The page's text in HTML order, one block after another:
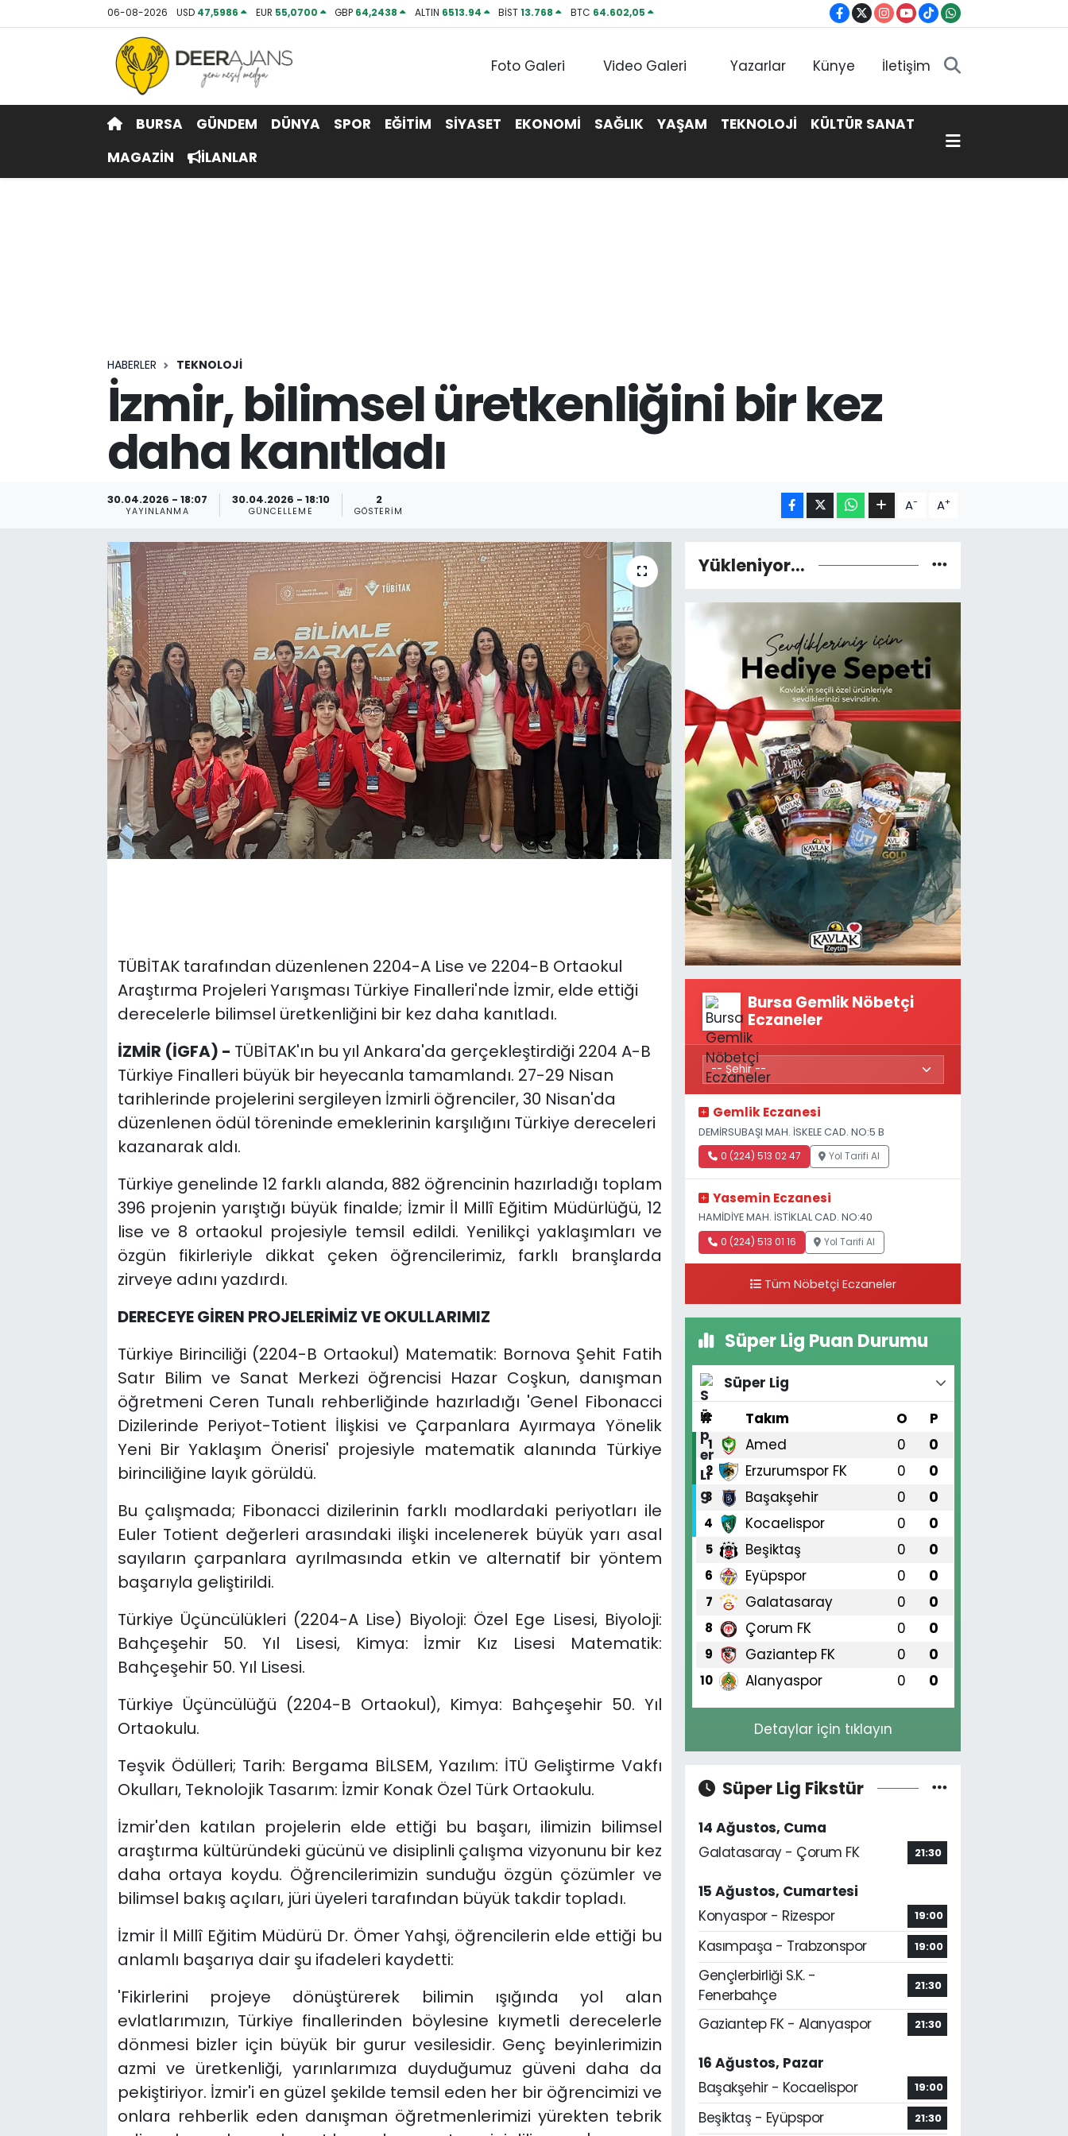
06-08-2026 USD 47,5986 EUR 55,0700 GBP 64,2438 ALTIN 6513.94 BİST13.768 BTC 64.602,05
Foto Galeri Video Galeri Yazarlar Künye İletişim
BURSA GÜNDEM DÜNYA SPOR EĞİTİM SİYASET EKONOMİ SAĞLIK YAŞAM TEKNOLOJİ
KÜLTÜR SANAT
MAGAZİN
İLANLAR
HABERLER TEKNOLOJİ
İzmir, bilimsel üretkenliğini bir kez
daha kanıtladı
30.04.2026 - 18:07
YAYINLANMA
30.04.2026 - 18:10
GÜNCELLEME
2
GÖSTERIM A- A+
TÜBİTAK tarafından düzenlenen 2204-A Lise ve 2204-B Ortaokul
Araştırma Projeleri Yarışması Türkiye Finalleri'nde İzmir, elde ettiği
derecelerle bilimsel üretkenliğini bir kez daha kanıtladı.
İZMİR (İGFA) - TÜBİTAK'ın bu yıl Ankara'da gerçekleştirdiği 2204 A-B
Türkiye Finalleri büyük bir heyecanla tamamlandı. 27-29 Nisan
tarihlerinde projelerini sergileyen İzmirli öğrenciler, 30 Nisan'da
düzenlenen ödül töreninde emeklerinin karşılığını Türkiye dereceleri
kazanarak aldı.
Türkiye genelinde 12 farklı alanda, 882 öğrencinin hazırladığı toplam
396 projenin yarıştığı büyük finalde; İzmir İl Millî Eğitim Müdürlüğü, 12
lise ve 8 ortaokul projesiyle temsil edildi. Yenilikçi yaklaşımları ve
özgün fikirleriyle dikkat çeken öğrencilerimiz, farklı branşlarda
zirveye adını yazdırdı.
DERECEYE GİREN PROJELERİMİZ VE OKULLARIMIZ
Türkiye Birinciliği (2204-B Ortaokul) Matematik: Bornova Şehit Fatih
Satır Bilim ve Sanat Merkezi öğrencisi Hazar Coşkun, danışman
öğretmeni Ceren Tunalı rehberliğinde hazırladığı 'Genel Fibonacci
Dizilerinde Periyot-Totient İlişkisi ve Çarpanlara Ayırmaya Yönelik
Yeni Bir Yaklaşım Önerisi' projesiyle matematik alanında Türkiye
birinciliğine layık görüldü.
Bu çalışmada; Fibonacci dizilerinin farklı modlardaki periyotları ile
Euler Totient değerleri arasındaki ilişki incelenerek büyük yarı asal
sayıların çarpanlara ayrılmasında etkin ve alternatif bir yöntem
başarıyla geliştirildi.
Türkiye Üçüncülükleri (2204-A Lise) Biyoloji: Özel Ege Lisesi, Biyoloji:
Bahçeşehir 50. Yıl Lisesi, Kimya: İzmir Kız Lisesi Matematik:
Bahçeşehir 50. Yıl Lisesi.
Türkiye Üçüncülüğü (2204-B Ortaokul), Kimya: Bahçeşehir 50. Yıl
Ortaokulu.
Teşvik Ödülleri; Tarih: Bergama BİLSEM, Yazılım: İTÜ Geliştirme Vakfı
Okulları, Teknolojik Tasarım: İzmir Konak Özel Türk Ortaokulu.
İzmir'den katılan projelerin elde ettiği bu başarı, ilimizin bilimsel
araştırma kültüründeki gücünü ve disiplinli çalışma vizyonunu bir kez
daha ortaya koydu. Öğrencilerimizin sunduğu özgün çözümler ve
bilimsel bakış açıları, jüri üyeleri tarafından büyük takdir topladı.
İzmir İl Millî Eğitim Müdürü Dr. Ömer Yahşi, öğrencilerin elde ettiği bu
anlamlı başarıya dair şu ifadeleri kaydetti:
'Fikirlerini projeye dönüştürerek bilimin ışığında yol alan
evlatlarımızın, Türkiye finallerinden böylesine kıymetli derecelerle
dönmesi bizler için büyük bir gurur vesilesidir. Genç beyinlerimizin
azmi ve üretkenliği, yarınlarımıza duyduğumuz güveni daha da
pekiştiriyor. İzmir'i en güzel şekilde temsil eden her bir öğrencimizi ve
onlara rehberlik eden danışman öğretmenlerimizi yürekten tebrik
Yükleniyor...
Bursa Gemlik Nöbetçi
Eczaneler
Gemlik Eczanesi
DEMİRSUBAŞI MAH. İSKELE CAD. NO:5 B
0 (224) 513 02 47 Yol Tarifi Al
Yasemin Eczanesi
HAMİDİYE MAH. İSTİKLAL CAD. NO:40
0 (224) 513 01 16 Yol Tarifi Al
Tüm Nöbetçi Eczaneler
Süper Lig Puan Durumu
Süper Lig
#
Takım O P
1 Amed 0 0
2 Erzurumspor FK 0 0
3 Başakşehir 0 0
4 Kocaelispor 0 0
5 Beşiktaş 0 0
6 Eyüpspor 0 0
7 Galatasaray 0 0
8 Çorum FK 0 0
9 Gaziantep FK 0 0
10 Alanyaspor 0 0
Detaylar için tıklayın
Süper Lig Fikstür
14 Ağustos, Cuma
Galatasaray - Çorum FK
21:30
15 Ağustos, Cumartesi
Konyaspor - Rizespor
19:00
Kasımpaşa - Trabzonspor 19:00
Gençlerbirliği S.K. -
Fenerbahçe
21:30
Gaziantep FK - Alanyaspor 21:30
16 Ağustos, Pazar
Başakşehir - Kocaelispor
19:00
Beşiktaş - Eyüpspor 21:30
Hava Durumu
Trafik Durumu
Tüm Manşetler